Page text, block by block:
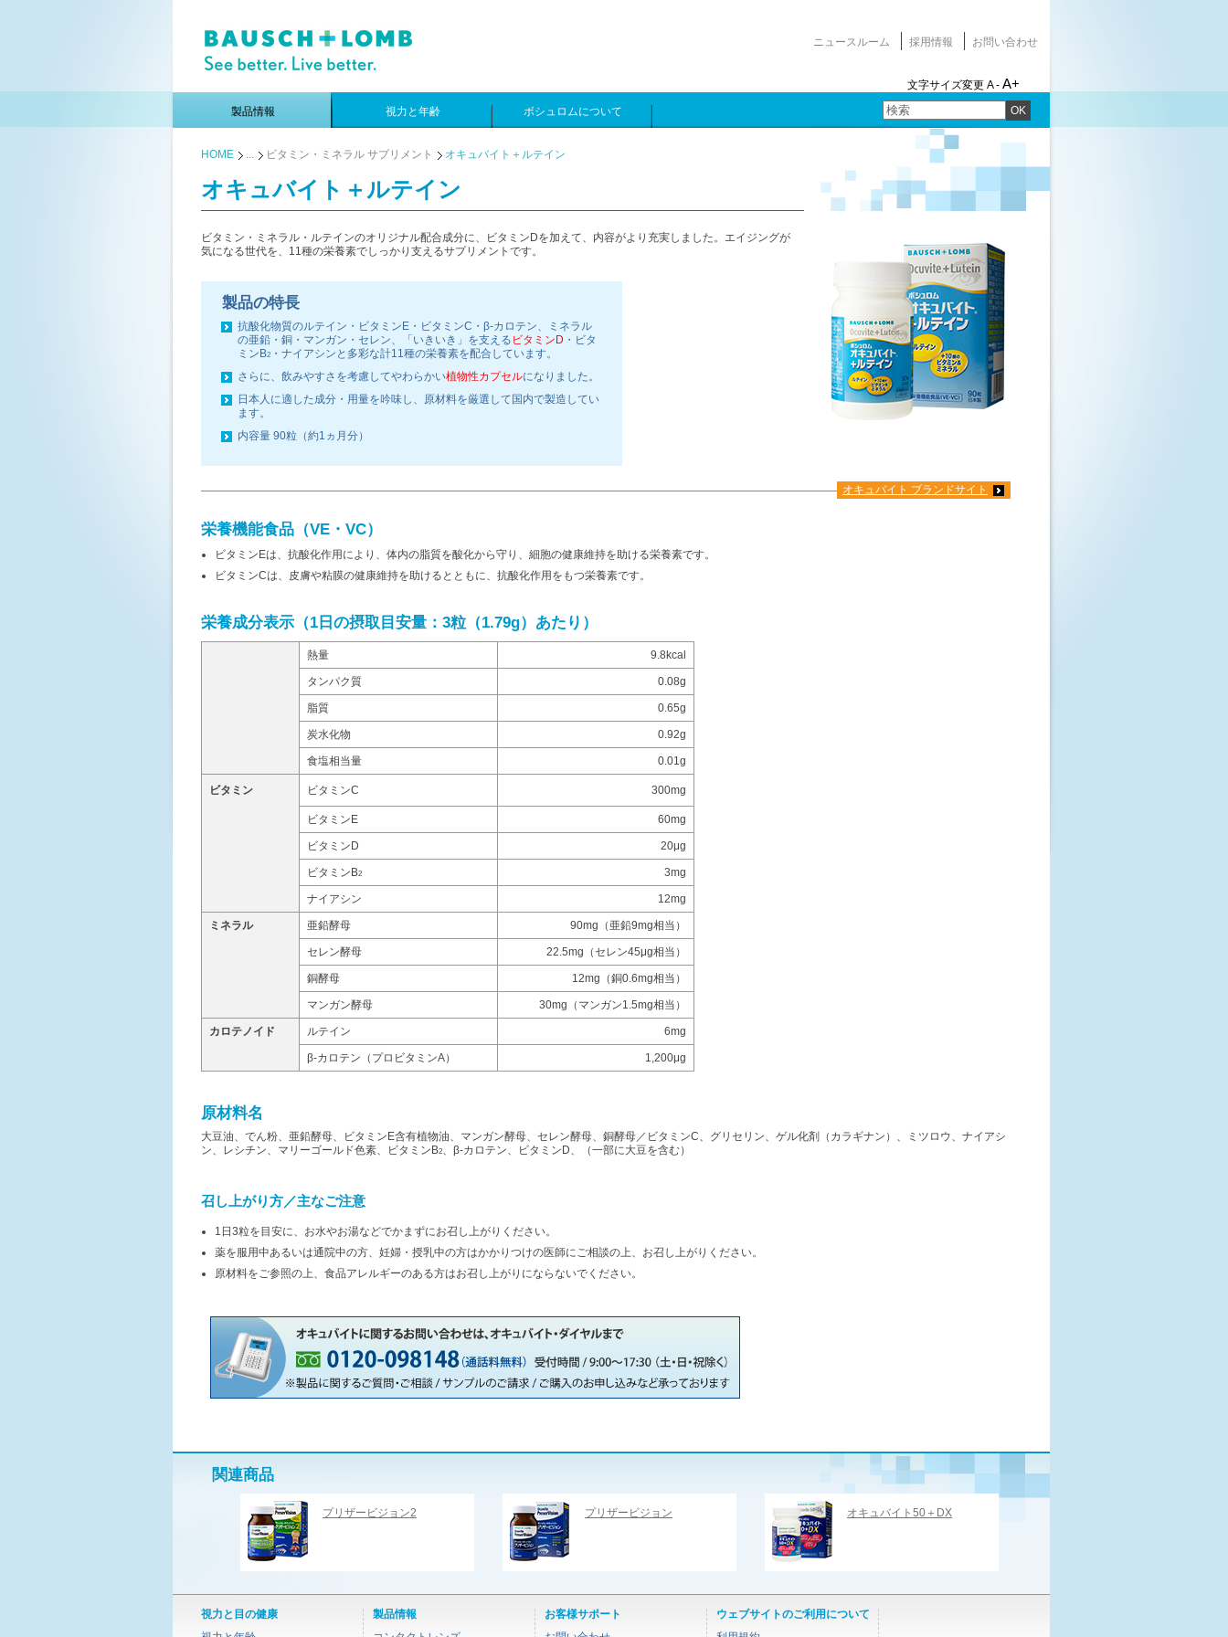
ニュースルーム 採用情報 お問い合わせ
文字サイズ変更 A - A+
OK
製品情報 視力と年齢 ボシュロムについて
HOME ... ビタミン・ミネラル サプリメント オキュバイト＋ルテイン
オキュバイト＋ルテイン
ビタミン・ミネラル・ルテインのオリジナル配合成分に、ビタミンDを加えて、内容がより充実しました。エイジングが
気になる世代を、11種の栄養素でしっかり支えるサプリメントです。
製品の特長
抗酸化物質のルテイン・ビタミンE・ビタミンC・β-カロテン、ミネラル
の亜鉛・銅・マンガン・セレン、「いきいき」を支える ビタミンD ・ビタ
ミンB2 ・ナイアシンと多彩な計11種の栄養素を配合しています。
さらに、飲みやすさを考慮してやわらかい植物性カプセルになりました。
日本人に適した成分・用量を吟味し、原材料を厳選して国内で製造してい
ます。
内容量 90粒（約1ヵ月分）
オキュバイト ブランドサイト
栄養機能食品（VE・VC）
ビタミンEは、抗酸化作用により、体内の脂質を酸化から守り、細胞の健康維持を助ける栄養素です。
ビタミンCは、皮膚や粘膜の健康維持を助けるとともに、抗酸化作用をもつ栄養素です。
栄養成分表示（1日の摂取目安量：3粒（1.79g）あたり）
熱量 9.8kcal
タンパク質 0.08g
脂質 0.65g
炭水化物 0.92g
食塩相当量 0.01g
ビタミン ビタミンC 300mg
ビタミンE 60mg
ビタミンD 20μg
ビタミンB2 3mg
ナイアシン 12mg
ミネラル 亜鉛酵母 90mg（亜鉛9mg相当）
セレン酵母 22.5mg（セレン45μg相当）
銅酵母 12mg（銅0.6mg相当）
マンガン酵母 30mg（マンガン1.5mg相当）
カロテノイド ルテイン 6mg
β-カロテン（プロビタミンA） 1,200μg
原材料名
大豆油、でん粉、亜鉛酵母、ビタミンE含有植物油、マンガン酵母、セレン酵母、銅酵母／ビタミンC、グリセリン、ゲル化剤（カラギナン）、ミツロウ、ナイアシ
ン、レシチン、マリーゴールド色素、ビタミンB2、β-カロテン、ビタミンD、（一部に大豆を含む）
召し上がり方／主なご注意
1日3粒を目安に、お水やお湯などでかまずにお召し上がりください。
薬を服用中あるいは通院中の方、妊婦・授乳中の方はかかりつけの医師にご相談の上、お召し上がりください。
原材料をご参照の上、食品アレルギーのある方はお召し上がりにならないでください。
関連商品
プリザービジョン2 プリザービジョン オキュバイト50＋DX
視力と目の健康
製品情報
お客様サポート
ウェブサイトのご利用について